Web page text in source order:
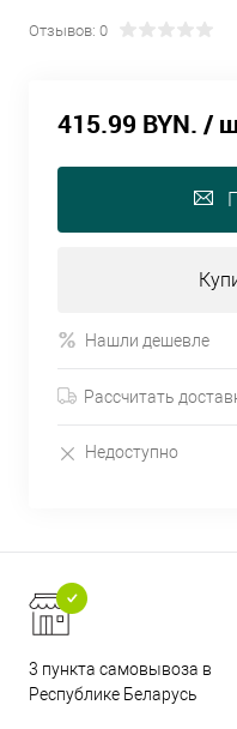
Отзывов: 0
415.99 BYN. /
Нашли дешевле
Рассчитать
Недоступно
3 пункта самовывоза в
Республике Беларусь